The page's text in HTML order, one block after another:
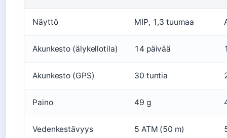
Näyttö MIP, 1,3 tuumaa
Akunkesto (älykellotila) 14 päivää
Akunkesto (GPS) 30 tuntia
Paino 49 g
Vedenkestävyys 5 ATM (50 m)